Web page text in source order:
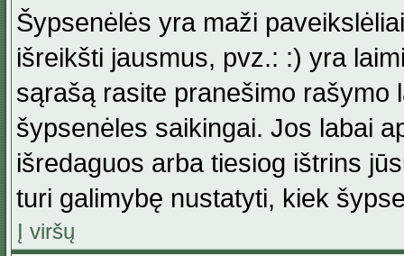
Šypsenėlės yra maži
išreikšti jausmus, pvz.: :) yra
sąrašą rasite pranešimo rašymo
šypsenėles saikingai. Jos labai
išredaguos arba tiesiog ištrins
turi galimybę nustatyti, kiek
Į viršų